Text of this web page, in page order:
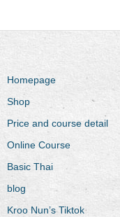
Homepage
Shop
Price and course detail
Online Course
Basic Thai
blog
Kroo Nun’s Tiktok